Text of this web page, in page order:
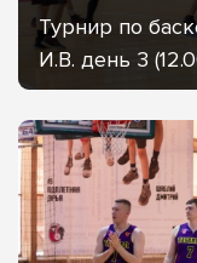
Турнир по
И.В. день 3